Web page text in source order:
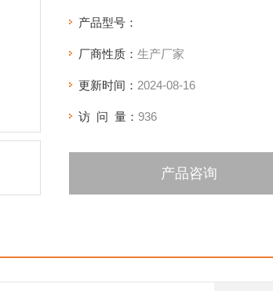
产品型号：
厂商性质： 生产厂家
更新时间： 2024-08-16
访 问 量： 936
产品咨询